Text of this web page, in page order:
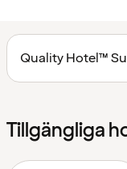
Quality Hotel™
Tillgängliga